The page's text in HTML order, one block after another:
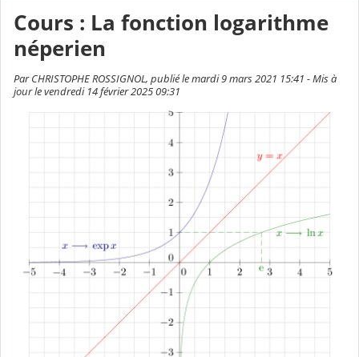
Cours : La fonction logarithme
néperien
Par CHRISTOPHE ROSSIGNOL, publié le mardi 9 mars 2021 15:41 - Mis à
jour le vendredi 14 février 2025 09:31